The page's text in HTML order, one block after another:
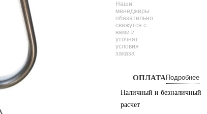
Наши
менеджеры
обязательно
свяжутся с
вами и
уточнят
условия
заказа
ОПЛАТА Подробнее
Наличный и безналичный
расчет